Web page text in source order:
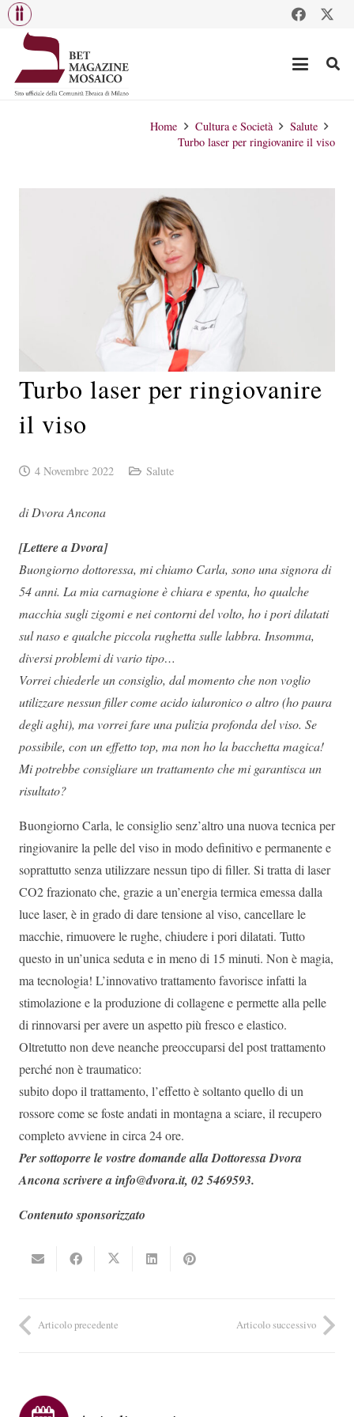
Home Cultura e Società
Salute
Turbo laser per ringiovanire il viso
Turbo laser per ringiovanire
il viso
4 Novembre 2022 Salute
di Dvora Ancona
[Lettere a Dvora]
Buongiorno dottoressa, mi chiamo Carla, sono una signora di
54 anni. La mia carnagione è chiara e spenta, ho qualche
macchia sugli zigomi e nei contorni del volto, ho i pori dilatati
sul naso e qualche piccola rughetta sulle labbra. Insomma,
diversi problemi di vario tipo…
Vorrei chiederle un consiglio, dal momento che non voglio
utilizzare nessun filler come acido ialuronico o altro (ho paura
degli aghi), ma vorrei fare una pulizia profonda del viso. Se
possibile, con un effetto top, ma non ho la bacchetta magica!
Mi potrebbe consigliare un trattamento che mi garantisca un
risultato?
Buongiorno Carla, le consiglio senz’altro una nuova tecnica per
ringiovanire la pelle del viso in modo definitivo e permanente e
soprattutto senza utilizzare nessun tipo di filler. Si tratta di laser
CO2 frazionato che, grazie a un’energia termica emessa dalla
luce laser, è in grado di dare tensione al viso, cancellare le
macchie, rimuovere le rughe, chiudere i pori dilatati. Tutto
questo in un’unica seduta e in meno di 15 minuti. Non è magia,
ma tecnologia! L’innovativo trattamento favorisce infatti la
stimolazione e la produzione di collagene e permette alla pelle
di rinnovarsi per avere un aspetto più fresco e elastico.
Oltretutto non deve neanche preoccuparsi del post trattamento
perché non è traumatico:
subito dopo il trattamento, l’effetto è soltanto quello di un
rossore come se foste andati in montagna a sciare, il recupero
completo avviene in circa 24 ore.
Per sottoporre le vostre domande alla Dottoressa Dvora
Ancona scrivere a info@dvora.it, 02 5469593.
Contenuto sponsorizzato
Articolo precedente Articolo successivo